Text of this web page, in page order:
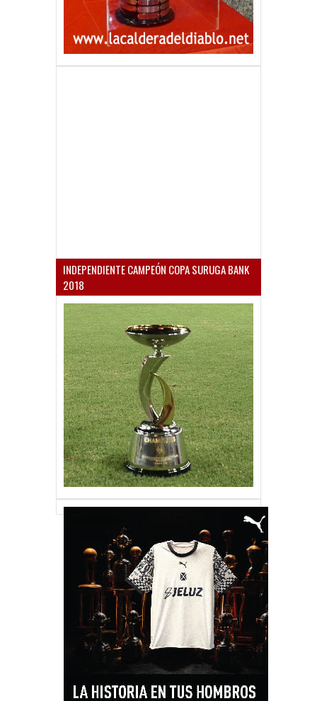
INDEPENDIENTE CAMPEÓN COPA SURUGA BANK
2018